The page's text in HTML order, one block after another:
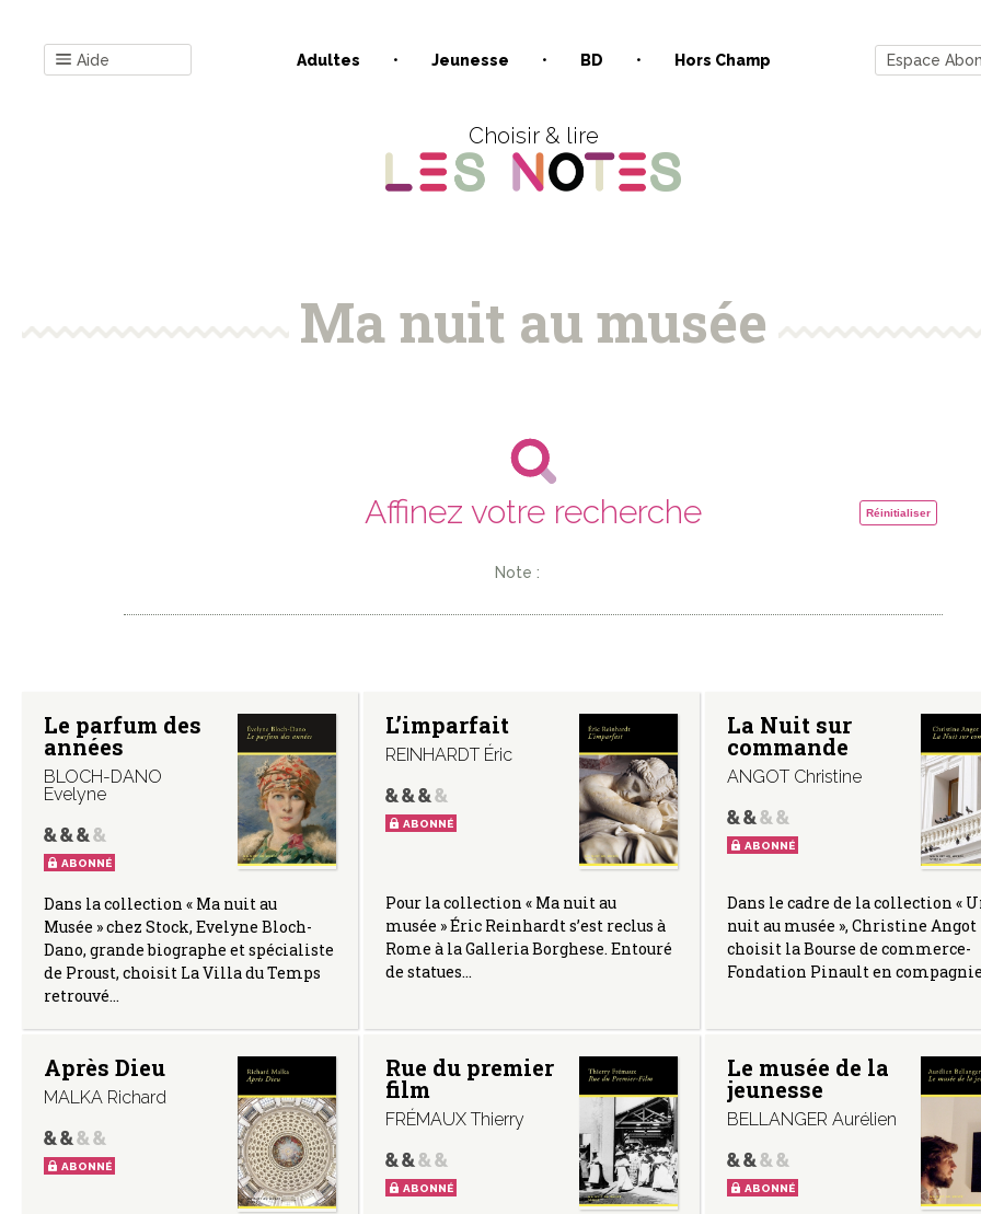
Aide Adultes Jeunesse BD Hors Champ Espace
Choisir & lire
Ma nuit au musée
Affinez votre recherche
Note :
Réinitialiser
Le parfum des
années
BLOCH-DANO
Evelyne
ABONNÉ
Dans la collection « Ma nuit au
Musée » chez Stock, Evelyne Bloch-
Dano, grande biographe et spécialiste
de Proust, choisit La Villa du Temps
retrouvé…
L’imparfait
REINHARDT Éric
ABONNÉ
Pour la collection « Ma nuit au
musée » Éric Reinhardt s’est reclus à
Rome à la Galleria Borghese. Entouré
de statues…
La Nuit sur
commande
ANGOT Christine
ABONNÉ
Dans le cadre de la collection «
nuit au musée », Christine Angot
choisit la Bourse de commerce-
Fondation Pinault en
Après Dieu
MALKA Richard
ABONNÉ
Rue du premier
film
FRÉMAUX Thierry
ABONNÉ
Le musée de la
jeunesse
BELLANGER Aurélien
ABONNÉ